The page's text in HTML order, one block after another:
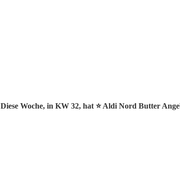
Diese Woche, in KW 32, hat ⭐️ Aldi Nord Butter